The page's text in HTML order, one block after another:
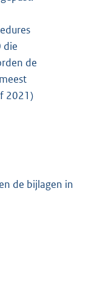
die
de
2021)
de bijlagen in